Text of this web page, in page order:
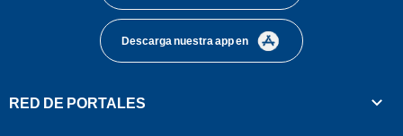
Descarga nuestra app en
RED DE PORTALES